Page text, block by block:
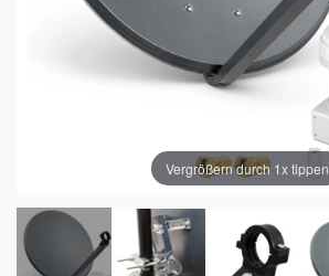
Vergrößern durch 1x tippen